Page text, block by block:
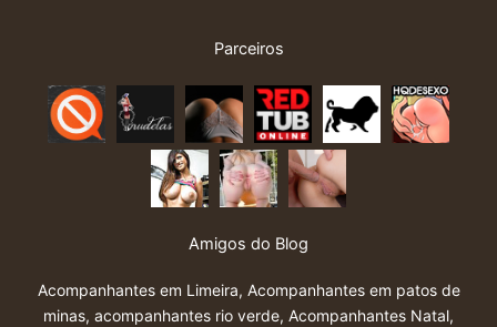
Parceiros
Amigos do Blog
Acompanhantes em Limeira, Acompanhantes em patos de
minas, acompanhantes rio verde, Acompanhantes Natal,